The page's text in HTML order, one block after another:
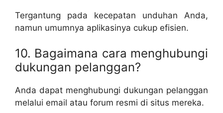
Tergantung pada kecepatan unduhan Anda,
namun umumnya aplikasinya cukup efisien.
10. Bagaimana cara menghubungi
dukungan pelanggan?
Anda dapat menghubungi dukungan pelanggan
melalui email atau forum resmi di situs mereka.